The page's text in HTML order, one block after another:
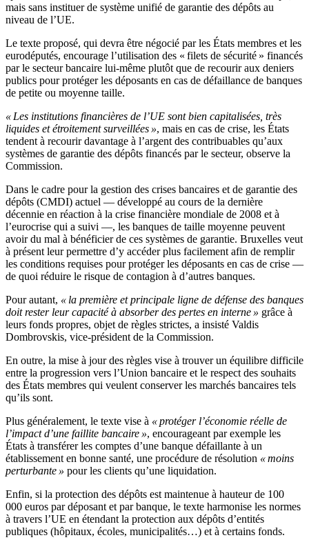
mais sans instituer de système unifié de garantie des dépôts au
niveau de l’UE.
Le texte proposé, qui devra être négocié par les États membres et les
eurodéputés, encourage l’utilisation des « filets de sécurité » financés
par le secteur bancaire lui-même plutôt que de recourir aux deniers
publics pour protéger les déposants en cas de défaillance de banques
de petite ou moyenne taille.
« Les institutions financières de l’UE sont bien capitalisées, très
liquides et étroitement surveillées », mais en cas de crise, les États
tendent à recourir davantage à l’argent des contribuables qu’aux
systèmes de garantie des dépôts financés par le secteur, observe la
Commission.
Dans le cadre pour la gestion des crises bancaires et de garantie des
dépôts (CMDI) actuel — développé au cours de la dernière
décennie en réaction à la crise financière mondiale de 2008 et à
l’eurocrise qui a suivi —, les banques de taille moyenne peuvent
avoir du mal à bénéficier de ces systèmes de garantie. Bruxelles veut
à présent leur permettre d’y accéder plus facilement afin de remplir
les conditions requises pour protéger les déposants en cas de crise —
de quoi réduire le risque de contagion à d’autres banques.
Pour autant, « la première et principale ligne de défense des banques
doit rester leur capacité à absorber des pertes en interne » grâce à
leurs fonds propres, objet de règles strictes, a insisté Valdis
Dombrovskis, vice-président de la Commission.
En outre, la mise à jour des règles vise à trouver un équilibre difficile
entre la progression vers l’Union bancaire et le respect des souhaits
des États membres qui veulent conserver les marchés bancaires tels
qu’ils sont.
Plus généralement, le texte vise à « protéger l’économie réelle de
l’impact d’une faillite bancaire », encourageant par exemple les
États à transférer les comptes d’une banque défaillante à un
établissement en bonne santé, une procédure de résolution « moins
perturbante » pour les clients qu’une liquidation.
Enfin, si la protection des dépôts est maintenue à hauteur de 100
000 euros par déposant et par banque, le texte harmonise les normes
à travers l’UE en étendant la protection aux dépôts d’entités
publiques (hôpitaux, écoles, municipalités…) et à certains fonds.